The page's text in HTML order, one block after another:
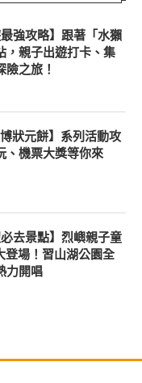
強攻略】跟著「水獺
，親子出遊打卡、集
之旅！
狀元餅】系列活動攻
、機票大獎等你來
去景點】烈嶼親子童
場！習山湖公園全
力開唱